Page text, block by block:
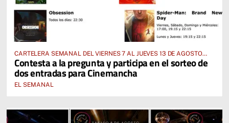
CARTELERA SEMANAL DEL VIERNES 7 AL JUEVES 13 DE AGOSTO
2026
Contesta a la pregunta y participa en el sorteo de
dos entradas para Cinemancha
EL SEMANAL